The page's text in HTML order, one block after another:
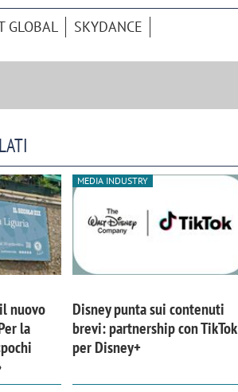
GLOBAL SKYDANCE
nuovo
la
MEDIA INDUSTRY
Disney punta sui contenuti
brevi: partnership con TikTok
per Disney+